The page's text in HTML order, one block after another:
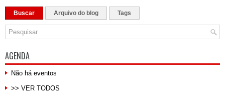
Buscar Arquivo do blog Tags
AGENDA
Não há eventos
>> VER TODOS